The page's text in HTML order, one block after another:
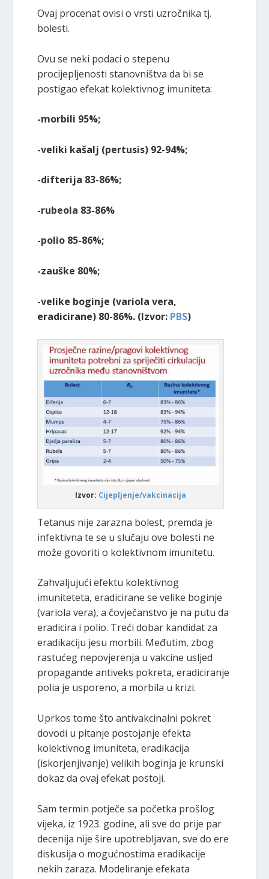
Ovaj procenat ovisi o vrsti uzročnika tj.
bolesti.
Ovu se neki podaci o stepenu
procijepljenosti stanovništva da bi se
postigao efekat kolektivnog imuniteta:
-morbili 95%;
-veliki kašalj (pertusis) 92-94%;
-difterija 83-86%;
-rubeola 83-86%
-polio 85-86%;
-zauške 80%;
-velike boginje (variola vera,
eradicirane) 80-86%. (Izvor: PBS)
Izvor: Cijepljenje/vakcinacija
Tetanus nije zarazna bolest, premda je
infektivna te se u slučaju ove bolesti ne
može govoriti o kolektivnom imunitetu.
Zahvaljujući efektu kolektivnog
imuniteteta, eradicirane se velike boginje
(variola vera), a čovječanstvo je na putu da
eradicira i polio. Treći dobar kandidat za
eradikaciju jesu morbili. Međutim, zbog
rastućeg nepovjerenja u vakcine usljed
propagande antiveks pokreta, eradiciranje
polia je usporeno, a morbila u krizi.
Uprkos tome što antivakcinalni pokret
dovodi u pitanje postojanje efekta
kolektivnog imuniteta, eradikacija
(iskorjenjivanje) velikih boginja je krunski
dokaz da ovaj efekat postoji.
Sam termin potječe sa početka prošlog
vijeka, iz 1923. godine, ali sve do prije par
decenija nije šire upotrebljavan, sve do ere
diskusija o mogućnostima eradikacije
nekih zaraza. Modeliranje efekata